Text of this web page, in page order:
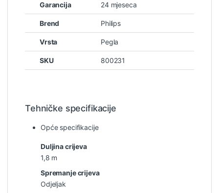
Garancija 24 mjeseca
Brend Philips
Vrsta Pegla
SKU 800231
Tehničke specifikacije
Opće specifikacije
Duljina crijeva
1,8 m
Spremanje crijeva
Odjeljak